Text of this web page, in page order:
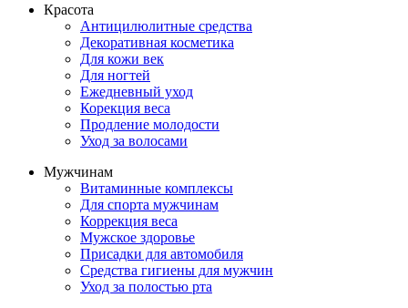
Красота
Антицилюлитные средства
Декоративная косметика
Для кожи век
Для ногтей
Ежедневный уход
Корекция веса
Продление молодости
Уход за волосами
Мужчинам
Витаминные комплексы
Для спорта мужчинам
Коррекция веса
Мужское здоровье
Присадки для автомобиля
Средства гигиены для мужчин
Уход за полостью рта